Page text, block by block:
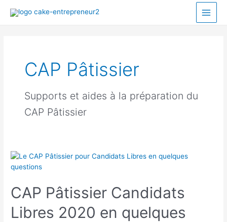
CAP Pâtissier
Supports et aides à la préparation du
CAP Pâtissier
CAP Pâtissier Candidats
Libres 2020 en quelques